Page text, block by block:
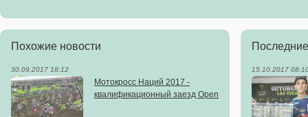
Похожие новости
30.09.2017 18:12
Мотокросс Наций 2017 -
квалификационный заезд Open
15.10.2017